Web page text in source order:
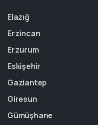
Elazığ
Erzincan
Erzurum
Eskişehir
Gaziantep
Giresun
Gümüşhane